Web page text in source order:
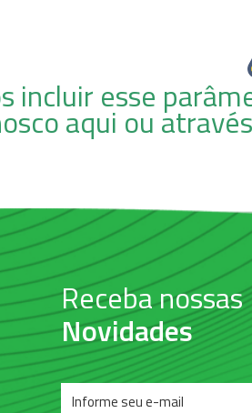
incluir esse
aqui ou
Receba nossas
Novidades